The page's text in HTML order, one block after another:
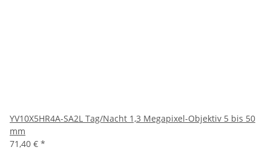
YV10X5HR4A-SA2L Tag/Nacht 1,3 Megapixel-Objektiv 5 bis 50
mm
71,40 € *